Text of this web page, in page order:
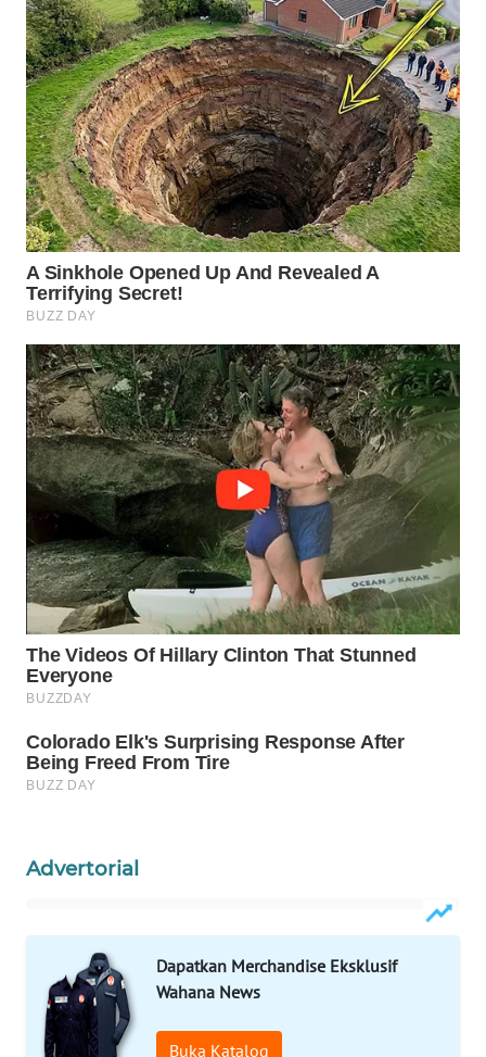
Advertorial
Dapatkan Merchandise Eksklusif
Wahana News
Buka Katalog
KONSUMEN
LISTRIK
MASYARAKAT
KELISTRIKAN
WALINKI
ID
MAWAKA
ID
MARTABAT
NET
PLN
WATCH
MKLI
LPKKI
KOPEKLIN
PORTAL
KONSUMEN
FORJASIDA
TAMBANG
NEWS